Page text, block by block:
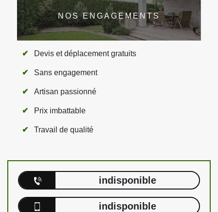
NOS ENGAGEMENTS
Devis et déplacement gratuits
Sans engagement
Artisan passionné
Prix imbattable
Travail de qualité
indisponible
indisponible